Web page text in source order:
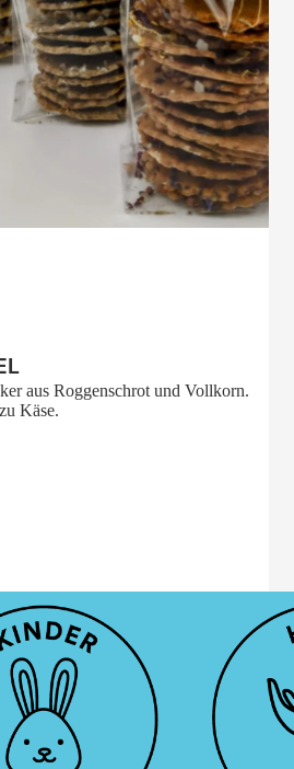
aus Roggenschrot und Vollkorn.
Käse.